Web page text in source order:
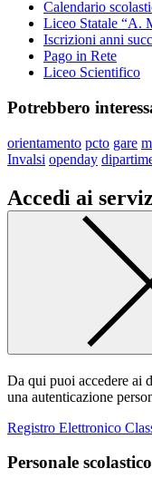
Calendario
Liceo Statale “A.
Iscrizioni anni
Pago in Rete
Liceo Scientifico
Potrebbero
orientamento pcto gare
Invalsi openday
Accedi ai
Da qui puoi accedere ai
una autenticazione
Registro Elettronico
Personale scolastico